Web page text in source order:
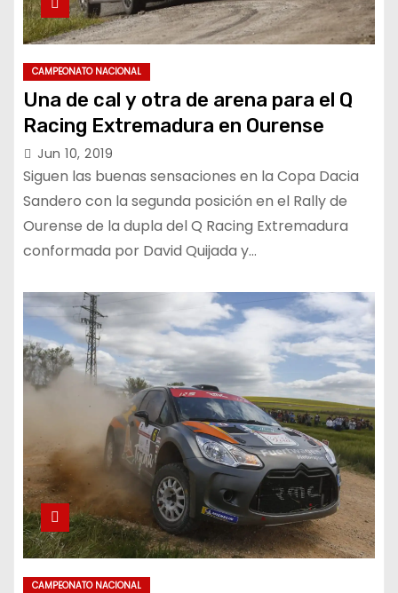
CAMPEONATO NACIONAL
Una de cal y otra de arena para el Q
Racing Extremadura en Ourense
Jun 10, 2019
Siguen las buenas sensaciones en la Copa Dacia
Sandero con la segunda posición en el Rally de
Ourense de la dupla del Q Racing Extremadura
conformada por David Quijada y…
CAMPEONATO NACIONAL